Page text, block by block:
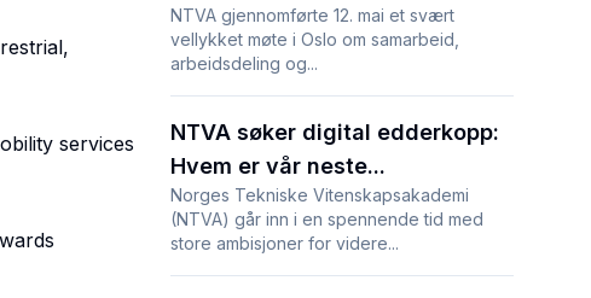
services
NTVA gjennomførte 12. mai et svært
vellykket møte i Oslo om samarbeid,
arbeidsdeling og...
NTVA søker digital edderkopp:
Hvem er vår neste...
Norges Tekniske Vitenskapsakademi
(NTVA) går inn i en spennende tid med
store ambisjoner for videre...